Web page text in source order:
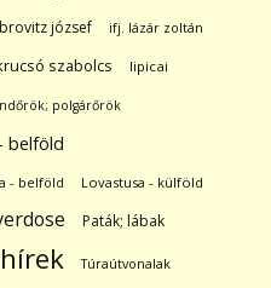
józsef ifj. lázár zoltán
szabolcs lipicai
polgárőrök
belföld
- belföld Lovastusa - külföld
Paták; lábak
Túraútvonalak